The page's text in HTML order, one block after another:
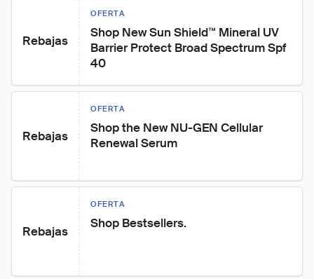
Rebajas
OFERTA
Shop New Sun Shield™ Mineral UV
Barrier Protect Broad Spectrum Spf
40
Rebajas
OFERTA
Shop the New NU-GEN Cellular
Renewal Serum
Rebajas
OFERTA
Shop Bestsellers.